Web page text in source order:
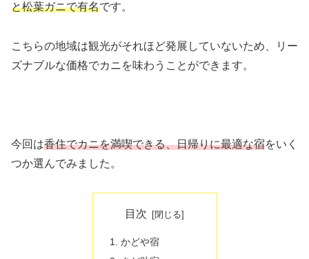
と松葉ガニで有名です。
こちらの地域は観光がそれほど発展していないため、リー
ズナブルな価格でカニを味わうことができます。
今回は香住でカニを満喫できる、日帰りに最適な宿をいく
つか選んでみました。
目次
かどや宿